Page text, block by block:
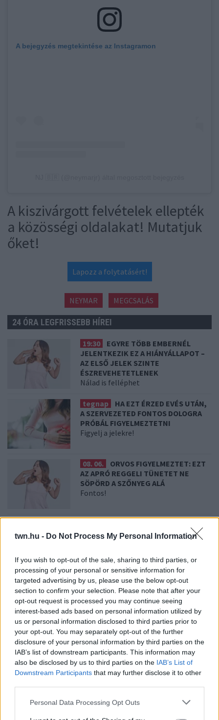
twn.hu - Do Not Process My Personal Information
If you wish to opt-out of the sale, sharing to third parties, or
processing of your personal or sensitive information for
targeted advertising by us, please use the below opt-out
section to confirm your selection. Please note that after your
opt-out request is processed you may continue seeing
interest-based ads based on personal information utilized by
us or personal information disclosed to third parties prior to
your opt-out. You may separately opt-out of the further
disclosure of your personal information by third parties on the
IAB’s list of downstream participants. This information may
also be disclosed by us to third parties on the IAB’s List of
Downstream Participants that may further disclose it to other
Please note that this website/app uses one or more Google
Personal Data Processing Opt Outs
A bejegyzés megtekintése az Instagramon
A kiszivárgott felvételek ellepték
a közösségi oldalakat! Mutatjuk
őket!
Lapozz a folytatásért!
NEYMAR MEGCSALÁS
24 ÓRA LEGFRISSEBB HÍREI
19:30
EGYRE TÖBB EMBERNÉL
JELENTKEZIK EZ A HIÁNYÁLLAPOT –
AZ ELSŐ JELEK SZINTE
ÉSZREVEHETETLENEK
Nálad is felléphet
tegnap
HA EZT ÉRZED EVÉS UTÁN,
A SZERVEZETED FONTOS DOLOGRA
PRÓBÁL FIGYELMEZTETNI
Figyelj a jelekre!
08. 06.
ORVOS FIGYELMEZTET: EZT
AZ APRÓ REGGELI TÜNETET NE
SÖPÖRD A SZŐNYEG ALÁ
Fontos!
ÁLLANDÓAN AZ ABLAK – EGYSZERŰBB
A MEGOLDÁS, MINT GONDOLNÁD
08. 04.
NEM ECETTEL ÉS NEM SZÓDABIKARBÓNÁVAL:
EZZEL LESZ ÚJRA CSILLOGÓ A VÍZKÖVES CSAP
A legjobb trükk
08. 03.
HA MINDIG EZT A MONDATOT HASZNÁLOD, AZ
RENDKÍVÜL MAGAS ÉRZELMI INTELLIGENCIÁRA UTALHAT
Te szoktad?
08. 02.
SOKAN ROSSZUL TÁROLJÁK A GYÓGYSZEREIKET –
EMIATT CSÖKKENHET A HATÁSUK
08. 01.
EGYRE TÖBB FIATALNÁL JELENTKEZIK EZ A